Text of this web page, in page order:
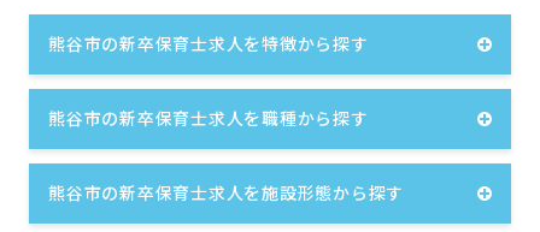
熊谷市の新卒保育士求人を特徴から探す
熊谷市の新卒保育士求人を職種から探す
熊谷市の新卒保育士求人を施設形態から探す